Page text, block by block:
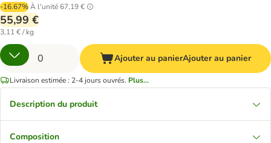
-16.67%À l'unité67,19 €
55,99 €
3,11 € / kg
Ajouter au panierAjouter au panier
Livraison estimée : 2-4 jours ouvrés. Plus...
Description du produit
Composition